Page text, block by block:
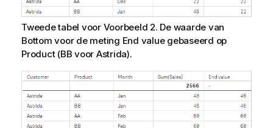
Tweede tabel voor Voorbeeld 2. De waarde van
Bottom voor de meting End valuegebaseerd op
Product(BB voor Astrida).